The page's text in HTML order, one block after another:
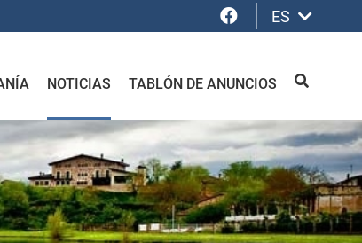
Facebook
ES
NOTICIAS TABLÓN DE ANUNCIOS BUSCAR